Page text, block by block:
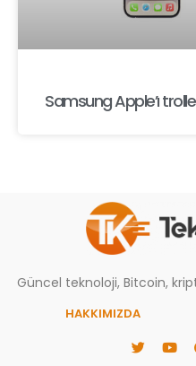
Samsung Apple’ı
Güncel teknoloji, Bitcoin,
HAKKIMIZDA